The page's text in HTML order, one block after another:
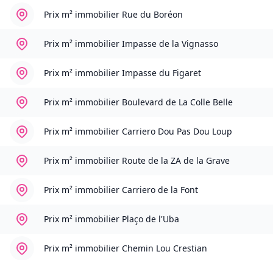
Prix m² immobilier Rue du Boréon
Prix m² immobilier Impasse de la Vignasso
Prix m² immobilier Impasse du Figaret
Prix m² immobilier Boulevard de La Colle Belle
Prix m² immobilier Carriero Dou Pas Dou Loup
Prix m² immobilier Route de la ZA de la Grave
Prix m² immobilier Carriero de la Font
Prix m² immobilier Plaço de l'Uba
Prix m² immobilier Chemin Lou Crestian